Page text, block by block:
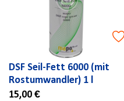
DSF Seil-Fett 6000 (mit
Rostumwandler) 1 l
15,00 €